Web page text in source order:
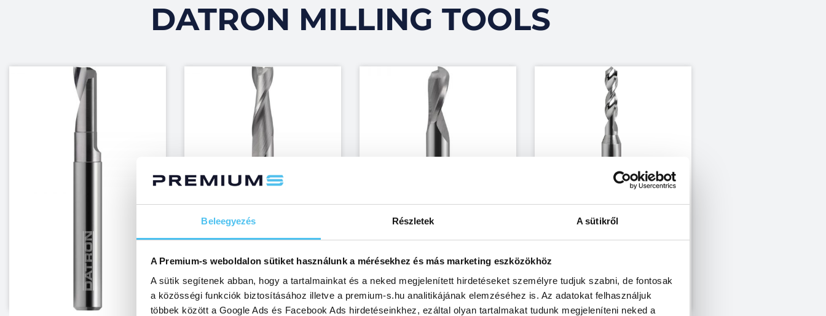
Beleegyezés Részletek A sütikről
A Premium-s weboldalon sütiket használunk a mérésekhez és más marketing eszközökhöz
A sütik segítenek abban, hogy a tartalmainkat és a neked megjelenített hirdetéseket személyre tudjuk szabni, de fontosak
a közösségi funkciók biztosításához illetve a premium-s.hu analitikájának elemzéséhez is. Az adatokat felhasználjuk
többek között a Google Ads és Facebook Ads hirdetéseinkhez, ezáltal olyan tartalmakat tudunk megjeleníteni neked a
DATRON MILLING TOOLS